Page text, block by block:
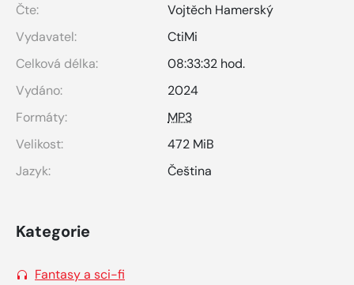
Čte:
Vojtěch Hamerský
Vydavatel:
CtiMi
Celková délka:
08:33:32 hod.
Vydáno:
2024
Formáty:
MP3
Velikost:
472 MiB
Jazyk:
Čeština
Kategorie
Fantasy a sci-fi